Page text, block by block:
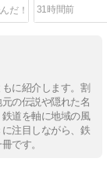
31時間前
に紹介します。割
の伝説や隠れた名
道を軸に地域の風
注目しながら、鉄
です。